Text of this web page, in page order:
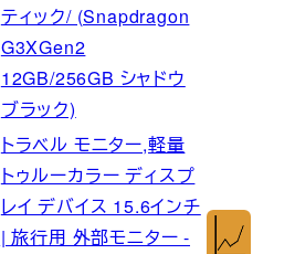
ティック/ (Snapdragon
G3XGen2
12GB/256GB シャドウ
ブラック)
トラベル モニター,軽量
トゥルーカラー ディスプ
レイ デバイス 15.6インチ
| 旅行用 外部モニター -